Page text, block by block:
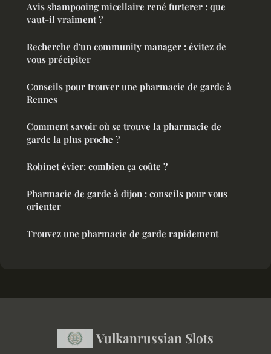
Avis shampooing micellaire rené furterer : que
vaut-il vraiment ?
Recherche d'un community manager : évitez de
vous précipiter
Conseils pour trouver une pharmacie de garde à
Rennes
Comment savoir où se trouve la pharmacie de
garde la plus proche ?
Robinet évier: combien ça coûte ?
Pharmacie de garde à dijon : conseils pour vous
orienter
Trouvez une pharmacie de garde rapidement
Vulkanrussian Slots